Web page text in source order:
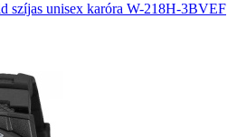
szíjas unisex karóra W-218H-3BVEF